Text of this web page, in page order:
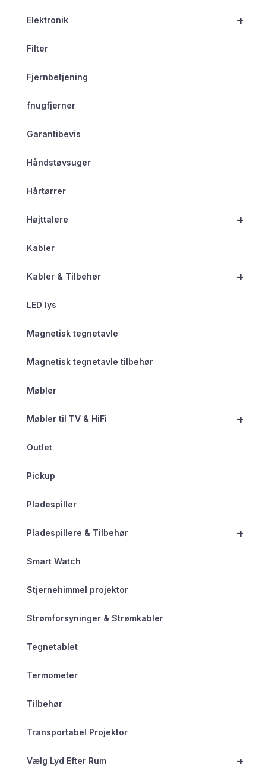
+
Elektronik
Filter
Fjernbetjening
fnugfjerner
Garantibevis
Håndstøvsuger
Hårtørrer
+
Højttalere
Kabler
+
Kabler & Tilbehør
LED lys
Magnetisk tegnetavle
Magnetisk tegnetavle tilbehør
Møbler
+
Møbler til TV & HiFi
Outlet
Pickup
Pladespiller
+
Pladespillere & Tilbehør
Smart Watch
Stjernehimmel projektor
Strømforsyninger & Strømkabler
Tegnetablet
Termometer
Tilbehør
Transportabel Projektor
+
Vælg Lyd Efter Rum